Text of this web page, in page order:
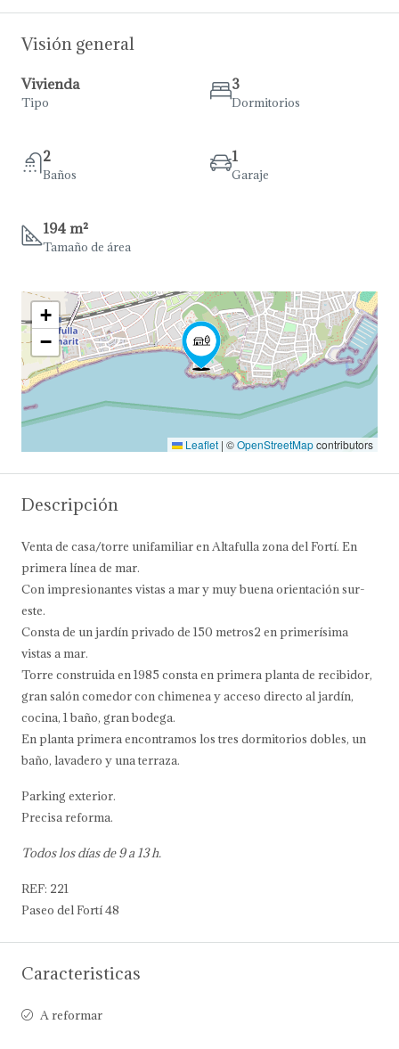
Visión general
Vivienda
Tipo
3
Dormitorios
2
Baños
1
Garaje
194 m²
Tamaño de área
+
−
Leaflet | ©OpenStreetMapcontributors
Descripción
Venta de casa/torre unifamiliar en Altafulla zona del Fortí. En
primera línea de mar.
Con impresionantes vistas a mar y muy buena orientación sur-
este.
Consta de un jardín privado de 150 metros2 en primerísima
vistas a mar.
Torre construida en 1985 consta en primera planta de recibidor,
gran salón comedor con chimenea y acceso directo al jardín,
cocina, 1 baño, gran bodega.
En planta primera encontramos los tres dormitorios dobles, un
baño, lavadero y una terraza.
Parking exterior.
Precisa reforma.
Todos los días de 9 a 13 h.
REF: 221
Paseo del Fortí 48
Caracteristicas
A reformar